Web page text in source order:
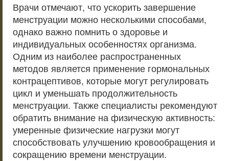
Врачи отмечают, что ускорить завершение
менструации можно несколькими способами,
однако важно помнить о здоровье и
индивидуальных особенностях организма.
Одним из наиболее распространенных
методов является применение гормональных
контрацептивов, которые могут регулировать
цикл и уменьшать продолжительность
менструации. Также специалисты рекомендуют
обратить внимание на физическую активность:
умеренные физические нагрузки могут
способствовать улучшению кровообращения и
сокращению времени менструации.